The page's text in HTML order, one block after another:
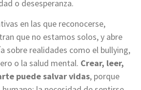
o desesperanza.
en las que reconocerse,
que no estamos solos, y abre
sobre realidades como el bullying,
o la salud mental. Crear, leer,
puede salvar vidas, porque